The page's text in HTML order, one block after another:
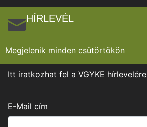
HÍRLEVÉL
Megjelenik minden csütörtökön
Itt iratkozhat fel a VGYKE hírlevelére
E-Mail cím